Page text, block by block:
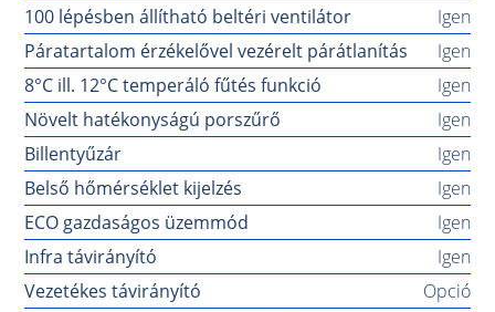
100 lépésben állítható beltéri ventilátor
Igen
Páratartalom érzékelővel vezérelt párátlanítás
Igen
8°C ill. 12°C temperáló fűtés funkció
Igen
Növelt hatékonyságú porszűrő
Igen
Billentyűzár
Igen
Belső hőmérséklet kijelzés
Igen
ECO gazdaságos üzemmód
Igen
Infra távirányító
Igen
Vezetékes távirányító
Opció